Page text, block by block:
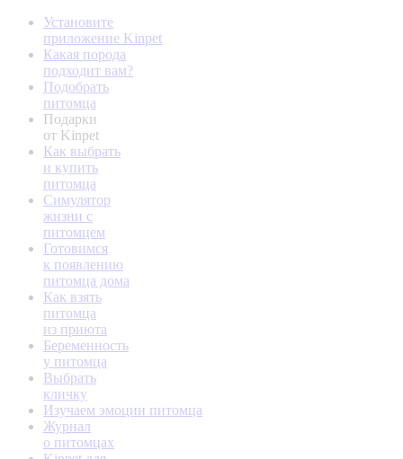
Установите
приложение Kinpet
Какая порода
подходит вам?
Подобрать
питомца
Подарки
от Kinpet
Как выбрать
и купить
питомца
Симулятор
жизни с
питомцем
Готовимся
к появлению
питомца дома
Как взять
питомца
из приюта
Беременность
у питомца
Выбрать
кличку
Изучаем эмоции питомца
Журнал
о питомцах